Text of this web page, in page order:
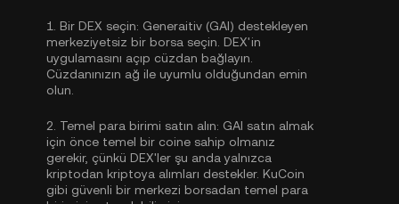
1. Bir DEX seçin: Generaitiv (GAI) destekleyen
merkeziyetsiz bir borsa seçin. DEX'in
uygulamasını açıp cüzdan bağlayın.
Cüzdanınızın ağ ile uyumlu olduğundan emin
olun.
2. Temel para birimi satın alın: GAI satın almak
için önce temel bir coine sahip olmanız
gerekir, çünkü DEX'ler şu anda yalnızca
kriptodan kriptoya alımları destekler. KuCoin
gibi güvenli bir merkezi borsadan temel para